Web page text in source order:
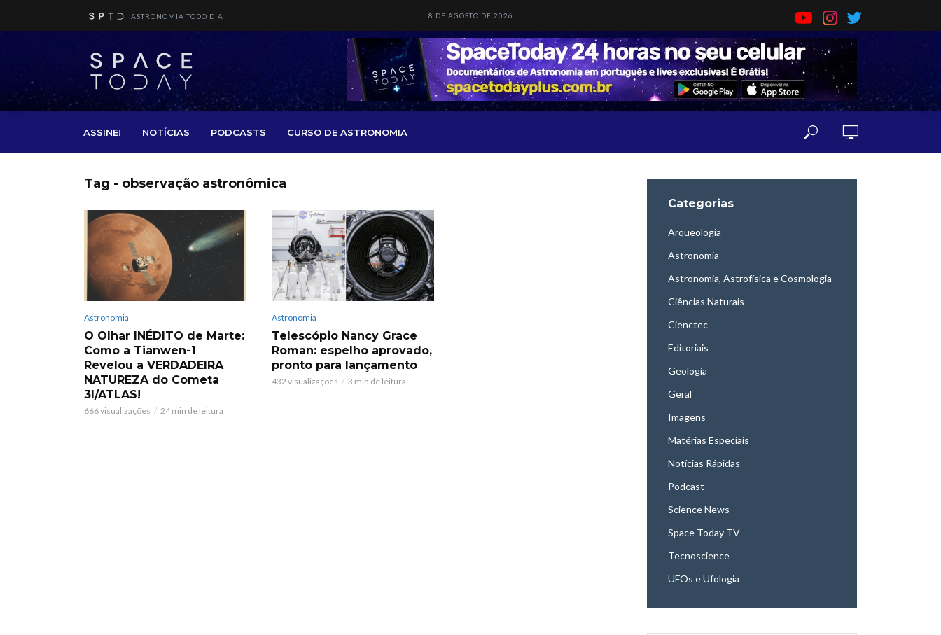
ASTRONOMIA TODO DIA 8 DE AGOSTO DE 2026
ASSINE! NOTÍCIAS PODCASTS CURSO DE ASTRONOMIA
Tag - observação astronômica
Astronomia
O Olhar INÉDITO de Marte:
Como a Tianwen-1
Revelou a VERDADEIRA
NATUREZA do Cometa
3I/ATLAS!
666 visualizações 24 min de leitura
Astronomia
Telescópio Nancy Grace
Roman: espelho aprovado,
pronto para lançamento
432 visualizações 3 min de leitura
Categorias
Arqueologia
Astronomia
Astronomia, Astrofísica e Cosmologia
Ciências Naturais
Cienctec
Editoriais
Geologia
Geral
Imagens
Matérias Especiais
Notícias Rápidas
Podcast
Science News
Space Today TV
Tecnoscience
UFOs e Ufologia